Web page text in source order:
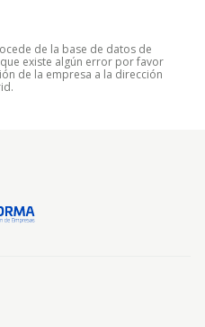
de la base de datos de
que existe algún error por favor
de la empresa a la dirección